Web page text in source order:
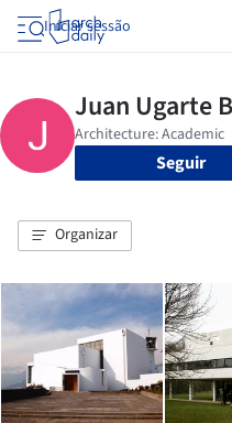
Iniciar sessão
Seguir
Organizar